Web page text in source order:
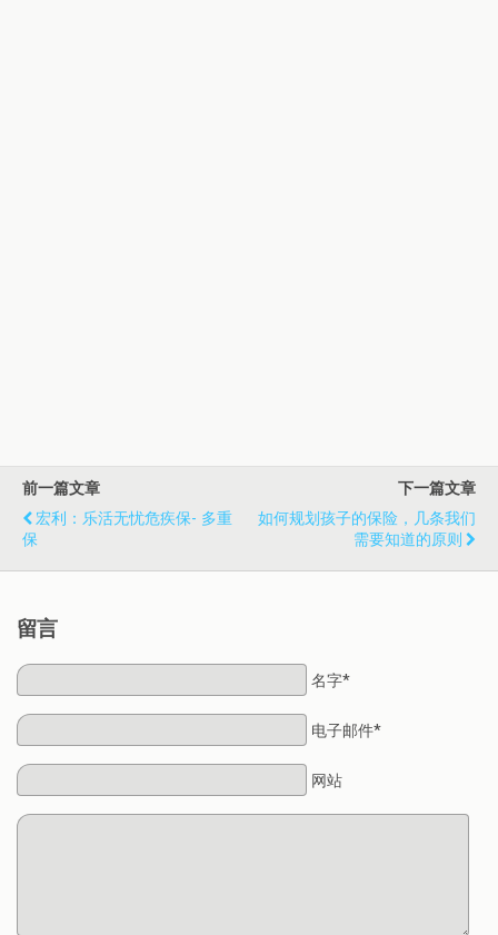
前一篇文章
宏利：乐活无忧危疾保- 多重
保
下一篇文章
如何规划孩子的保险，几条我们
需要知道的原则
留言
名字*
电子邮件*
网站